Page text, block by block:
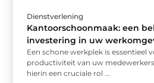
Dienstverlening
Kantoorschoonmaak: een
investering in uw
Een schone werkplek is essentieel
productiviteit van uw
hierin een cruciale rol ...